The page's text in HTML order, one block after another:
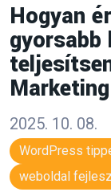
Hogyan
gyorsabb
2025. 10. 08.
WordPress
weboldal